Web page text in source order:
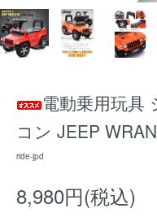
電動乗用玩具
コン JEEP
ride-jpd
8,980円(税込)